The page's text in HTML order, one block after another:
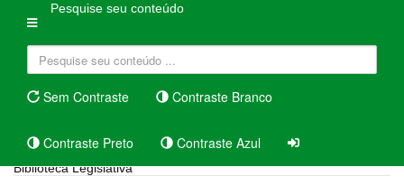
Pesquise seu conteúdo
Sem Contraste Contraste Branco
Contraste Preto Contraste Azul
Biblioteca Legislativa